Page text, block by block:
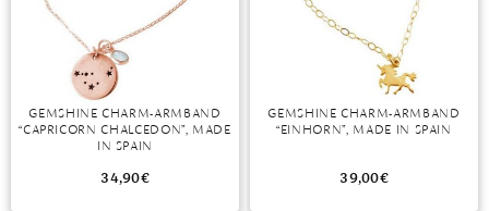
DIOPSID
FLUORIT
GRANAT
UNGLAUBLICH
WINTER
DINNER
ERSTES DATE
ROTER TEPPICH
TREND DES MONATS
GEMSHINE CHARM-ARMBAND
“CAPRICORN CHALCEDON”, MADE
IN SPAIN
34,90€
GEMSHINE CHARM-ARMBAND
“EINHORN”, MADE IN SPAIN
39,00€